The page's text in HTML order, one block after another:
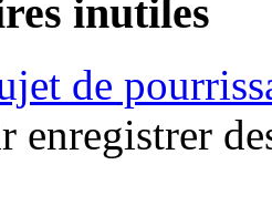
inutiles
de
enregistrer